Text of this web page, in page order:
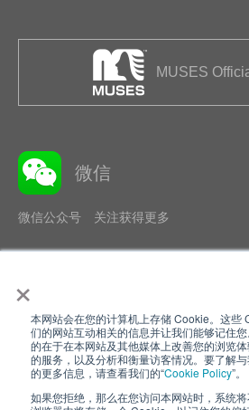
×
本网站会在您的计算机上存储 Cookie。这些
们的网站互动相关的信息并让我们能够记住
的在于在本网站及其他媒体上改善您的浏览
的服务，以及分析和衡量访客情况。要了解
的更多信息，请查看我们的“Cookie Policy”。
如果您拒绝，那么在您访问本网站时，系统
MUSES
微信
微信公众号 关注获得更多
隐私政策 使用
Cookie Policy 网站
Nisshinbo Holdings Inc.